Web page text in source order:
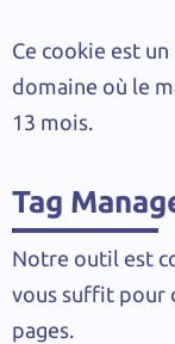
Ce cookie est
domaine où le
13 mois.
Tag
Notre outil est
vous suffit pour
pages.